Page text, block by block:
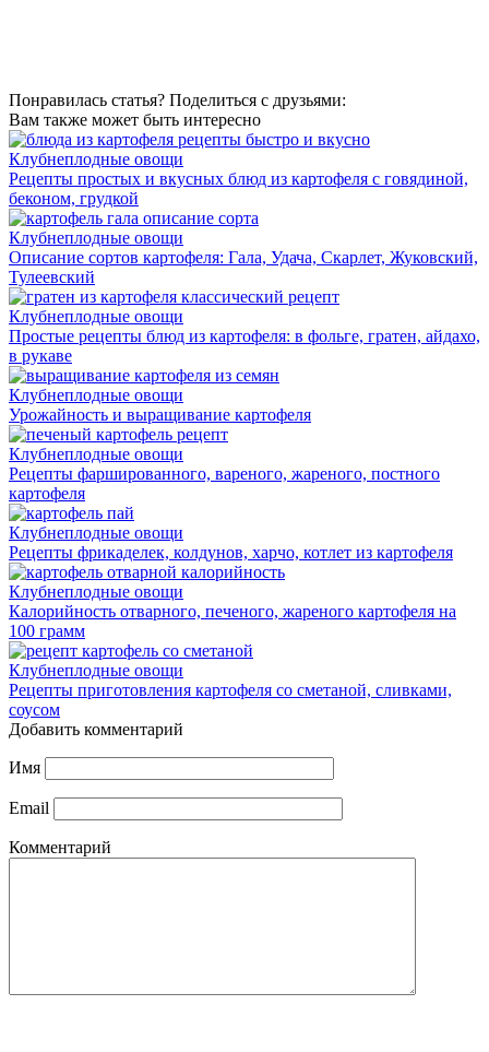
Понравилась статья? Поделиться с друзьями:
Вам также может быть интересно
Клубнеплодные овощи
Рецепты простых и вкусных блюд из картофеля с говядиной,
беконом, грудкой
Клубнеплодные овощи
Описание сортов картофеля: Гала, Удача, Скарлет, Жуковский,
Тулеевский
Клубнеплодные овощи
Простые рецепты блюд из картофеля: в фольге, гратен, айдахо,
в рукаве
Клубнеплодные овощи
Урожайность и выращивание картофеля
Клубнеплодные овощи
Рецепты фаршированного, вареного, жареного, постного
картофеля
Клубнеплодные овощи
Рецепты фрикаделек, колдунов, харчо, котлет из картофеля
Клубнеплодные овощи
Калорийность отварного, печеного, жареного картофеля на
100 грамм
Клубнеплодные овощи
Рецепты приготовления картофеля со сметаной, сливками,
соусом
Добавить комментарий
Имя
Email
Комментарий